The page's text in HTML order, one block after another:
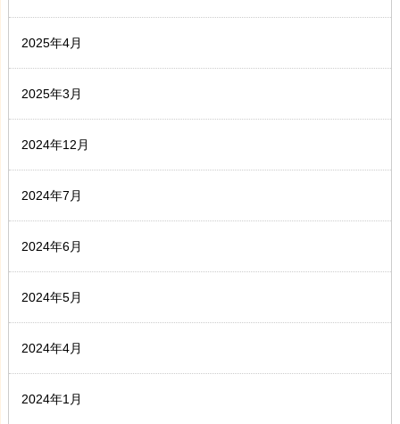
2025年4月
2025年3月
2024年12月
2024年7月
2024年6月
2024年5月
2024年4月
2024年1月